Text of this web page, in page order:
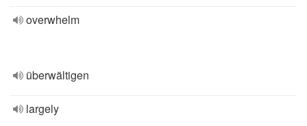
overwhelm
überwältigen
largely